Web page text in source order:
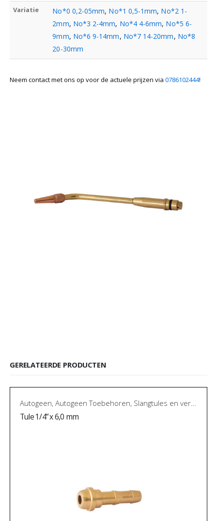
Variatie No*0 0,2-05mm, No*1 0,5-1mm, No*2 1-
2mm, No*3 2-4mm, No*4 4-6mm, No*5 6-
9mm, No*6 9-14mm, No*7 14-20mm, No*8
20-30mm
Neem contact met ons op voor de actuele prijzen via 0786102444!
GERELATEERDE PRODUCTEN
Autogeen, Autogeen Toebehoren, Slangtules en verloopnippels
Tule 1/4” x 6,0 mm